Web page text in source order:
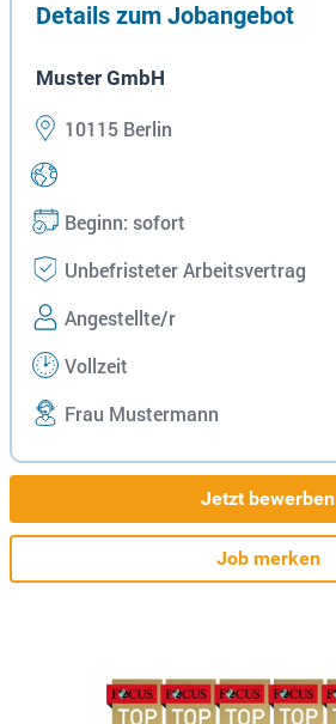
Details zum Jobangebot
Muster GmbH
10115 Berlin
Beginn: sofort
Unbefristeter Arbeitsvertrag
Angestellte/r
Vollzeit
Frau Mustermann
Jetzt bewerben
Job merken